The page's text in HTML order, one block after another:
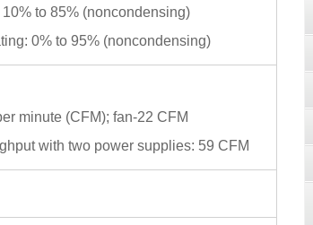
to 85% (noncondensing)
0% to 95% (noncondensing)
minute (CFM); fan-22 CFM
with two power supplies: 59 CFM